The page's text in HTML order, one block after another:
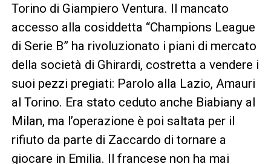
Torino di Giampiero Ventura. Il mancato
accesso alla cosiddetta “Champions League
di Serie B” ha rivoluzionato i piani di mercato
della società di Ghirardi, costretta a vendere i
suoi pezzi pregiati: Parolo alla Lazio, Amauri
al Torino. Era stato ceduto anche Biabiany al
Milan, ma l’operazione è poi saltata per il
rifiuto da parte di Zaccardo di tornare a
giocare in Emilia. Il francese non ha mai